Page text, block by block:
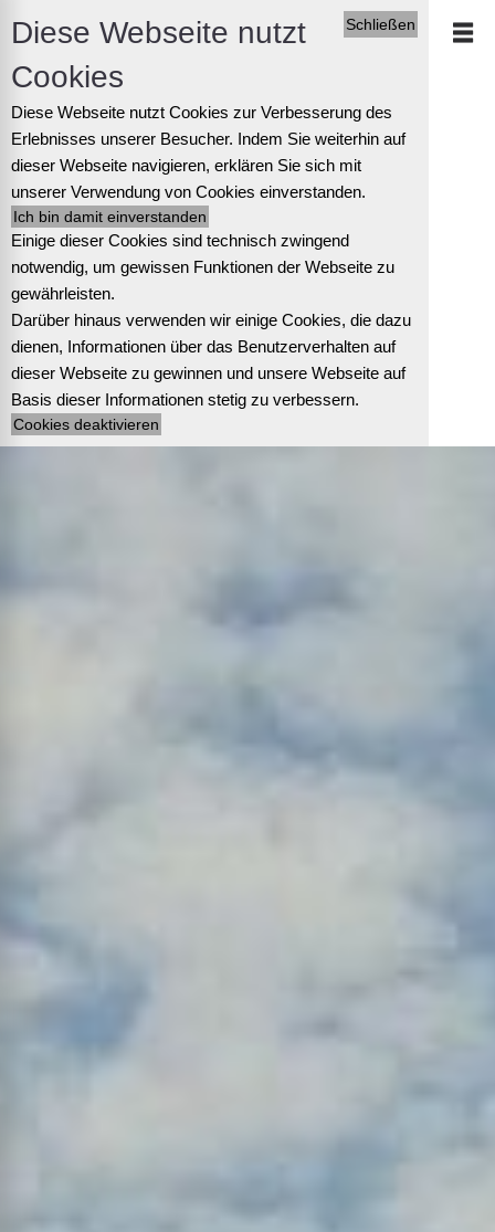
Schließen
Diese Webseite nutzt
Cookies
Diese Webseite nutzt Cookies zur Verbesserung des
Erlebnisses unserer Besucher. Indem Sie weiterhin auf
dieser Webseite navigieren, erklären Sie sich mit
unserer Verwendung von Cookies einverstanden.
Einige dieser Cookies sind technisch zwingend
notwendig, um gewissen Funktionen der Webseite zu
gewährleisten.
Darüber hinaus verwenden wir einige Cookies, die dazu
dienen, Informationen über das Benutzerverhalten auf
dieser Webseite zu gewinnen und unsere Webseite auf
Basis dieser Informationen stetig zu verbessern.